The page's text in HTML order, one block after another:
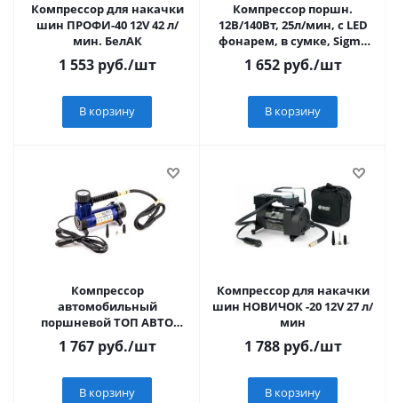
Компрессор для накачки
шин ПРОФИ-40 12V 42 л/
мин. БелАК
1 553руб./шт
В корзину
Компрессор поршн.
12В/140Вт, 25л/мин, c LED
фонарем, в сумке, Sigma
NEW GALAXY Optima
1 652руб./шт
В корзину
Компрессор
автомобильный
поршневой ТОП АВТО
КА-3502 (35л/мин, до 9,5
Атм/140PSI,
1 767руб./шт
В корзину
Компрессор для накачки
шин НОВИЧОК -20 12V 27 л/
мин
1 788руб./шт
В корзину